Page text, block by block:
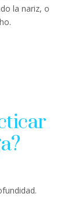
la nariz, o